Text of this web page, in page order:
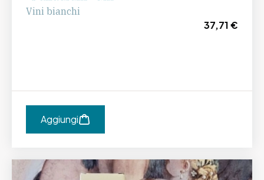
Vini bianchi
37,71 €
Aggiungi